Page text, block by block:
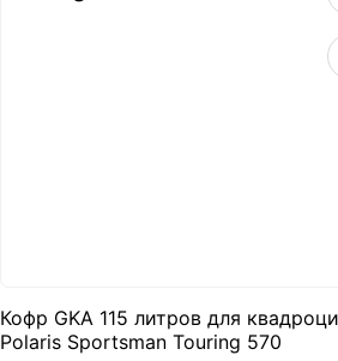
Кофр GKA 115 литров для
Polaris Sportsman Touring 570